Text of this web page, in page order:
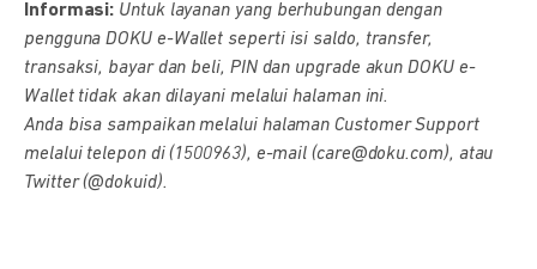
Informasi: Untuk layanan yang berhubungan dengan
pengguna DOKU e-Wallet seperti isi saldo, transfer,
transaksi, bayar dan beli, PIN dan upgrade akun DOKU e-
Wallet tidak akan dilayani melalui halaman ini.
Anda bisa sampaikan melalui halaman Customer Support
melalui telepon di (1500963), e-mail (care@doku.com), atau
Twitter (@dokuid).